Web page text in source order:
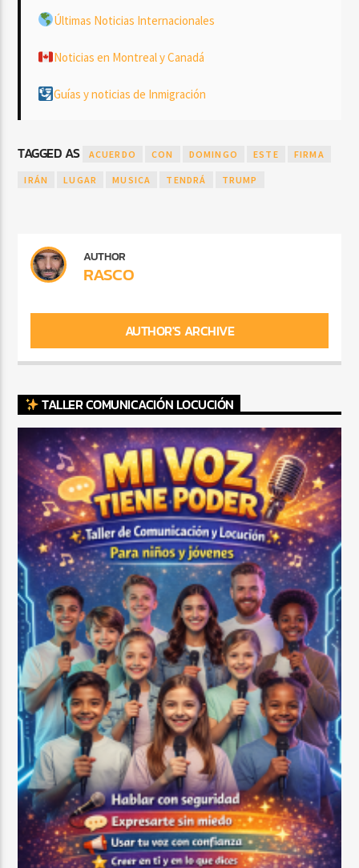
Últimas Noticias Internacionales
Noticias en Montreal y Canadá
Guías y noticias de Inmigración
TAGGED AS ACUERDO CON DOMINGO ESTE FIRMA
IRÁN LUGAR MUSICA TENDRÁ TRUMP
AUTHOR
RASCO
AUTHOR'S ARCHIVE
TALLER COMUNICACIÓN LOCUCIÓN